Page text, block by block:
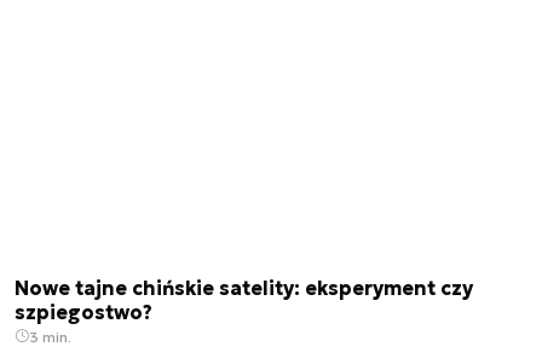
Nowe tajne chińskie satelity: eksperyment czy
szpiegostwo?
3 min.